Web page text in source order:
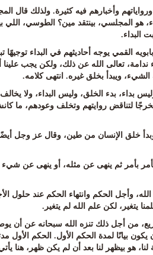
وأخبارهم فيه كثيرة.ولذلك قال
هو المجلسي، بينتقد مين؟ الطوسي، اللي
البداء.
القمي يوجه أحاديثهم في البداء توجيهًا
ندامة، تعالى الله عن ذلك، ولكن يجب
ويبدأ بخلق غيره. انتهى كلامه.
بداء، بدء الخلق، وليس البداء، ولا
لتناقض روايتهم وتخلف وعودهم، ما
خلق الإنسان من طين، وقال عز وجل
بأمر ثم ينهى عن مثله، أو ينهى عن شيء
وأجل الحكم وانتهاء الحكم عند حلول
يتغير، لكن علم الله لم يتغير .
من أجل ذلك تنزه الله سبحانه عن أن يوصف
بيانًا لمدة الحكم الأول. الحكم الأول
هو بيظهر لنا بعد أن لم يكن ظهر، هنا يأتي